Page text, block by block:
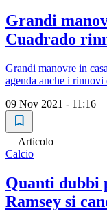
Grandi
Cuadrado
Grandi manovre in
agenda anche i
09 Nov 2021 - 11:16
Articolo
Calcio
Quanti dubbi
Ramsey si